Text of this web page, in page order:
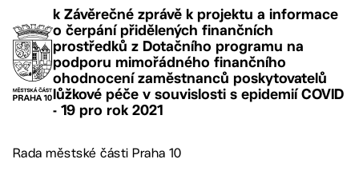
k Závěrečné zprávě k projektu a informace
o čerpání přidělených finančních
prostředků z Dotačního programu na
podporu mimořádného finančního
ohodnocení zaměstnanců poskytovatelů
lůžkové péče v souvislosti s epidemií COVID
- 19 pro rok 2021
Rada městské části Praha 10